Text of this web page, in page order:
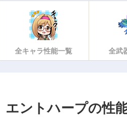
全キャラ性能一覧 全武
エントハープの性